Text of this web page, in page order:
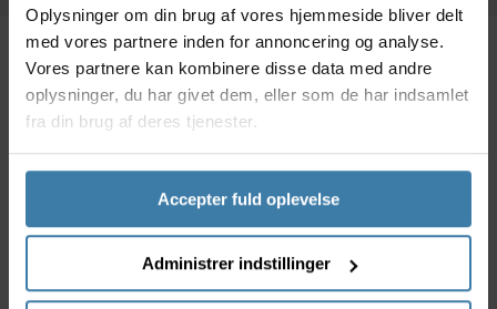
Oplysninger om din brug af vores hjemmeside bliver delt
med vores partnere inden for annoncering og analyse.
Vores partnere kan kombinere disse data med andre
oplysninger, du har givet dem, eller som de har indsamlet
fra din brug af deres tjenester.
Accepter fuld oplevelse
Administrer indstillinger
Beskrivelse Specifikationer Dokumenter
Denne 32 tands klinge passer til Shimano FC-MT510
single kranksæt og passer til kombination med 12
Specifikationer
Shimano klinge 32 tands